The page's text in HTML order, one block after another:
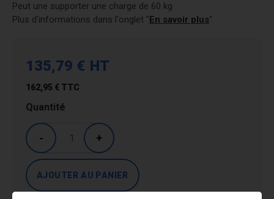
Peut une supporter une charge de 60 kg
Plus d'informations dans l'onglet "En savoir plus".
135,79 € HT
162,95 € TTC
Quantité
- +